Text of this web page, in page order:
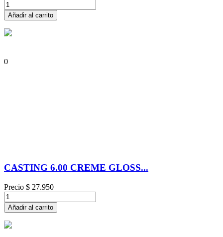
Añadir al carrito
0
CASTING 6.00 CREME GLOSS...
Precio $ 27.950
Añadir al carrito